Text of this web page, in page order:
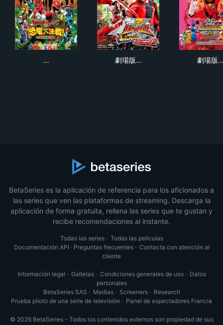
… 劇場版… 劇場版
BetaSeries es la aplicación de referencia para los aficionados a
las series que ven las plataformas de streaming. Descarga la
aplicación de forma gratuita, rellena las series que te gustan y
recibe recomendaciones al instante.
Todas las series· Todas las películas
Documentación API · Preguntas frecuentes· Contacta con atención al
cliente
Información legal · Galletas· Condiciones generales de uso· Datos
personales
BetaSeries SAS · Medias· Screeners· Research
Prueba piloto de una serie de televisión · Panel de espectadores Francia
© 2026 BetaSeries - Todos los contenidos externos son propiedad de sus